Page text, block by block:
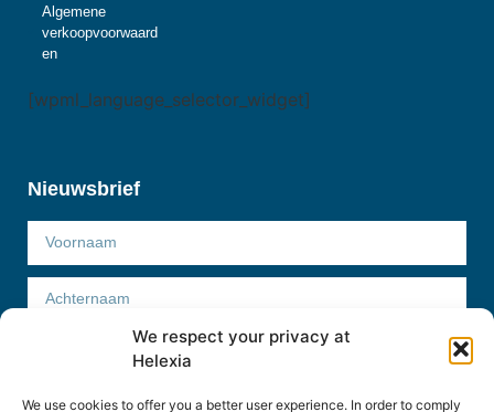
We respect your privacy at
Helexia
We use cookies to offer you a better user experience. In order to comply
Algemene
verkoopvoorwaard
en
[wpml_language_selector_widget]
Nieuwsbrief